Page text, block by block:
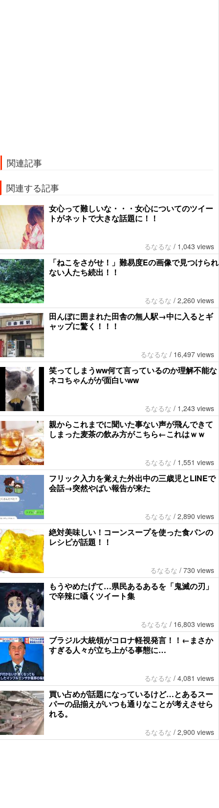
関連記事
関連する記事
女心って難しいな・・・女心についてのツイー
トがネットで大きな話題に！！
るなるな / 1,043 views
「ねこをさがせ！」難易度Eの画像で見つけられ
ない人たち続出！！
るなるな / 2,260 views
田んぼに囲まれた田舎の無人駅→中に入るとギ
ャップに驚く！！！
るなるな / 16,497 views
笑ってしまうww何て言っているのか理解不能な
ネコちゃんがが面白いww
るなるな / 1,243 views
親からこれまでに聞いた事ない声が飛んできて
しまった麦茶の飲み方がこちら←これはｗｗ
るなるな / 1,551 views
フリック入力を覚えた外出中の三歳児とLINEで
会話→突然やばい報告が来た
るなるな / 2,890 views
絶対美味しい！コーンスープを使った食パンの
レシピが話題！！
るなるな / 730 views
もうやめたげて…県民あるあるを「鬼滅の刃」
で辛辣に囁くツイート集
るなるな / 16,803 views
ブラジル大統領がコロナ軽視発言！！←まさか
すぎる人々が立ち上がる事態に…
るなるな / 4,081 views
買い占めが話題になっているけど…とあるスー
パーの品揃えがいつも通りなことが考えさせら
れる。
るなるな / 2,900 views